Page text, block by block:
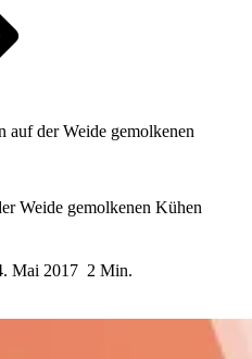
auf der Weide gemolkenen
Weide gemolkenen Kühen
Mai 2017 2 Min.